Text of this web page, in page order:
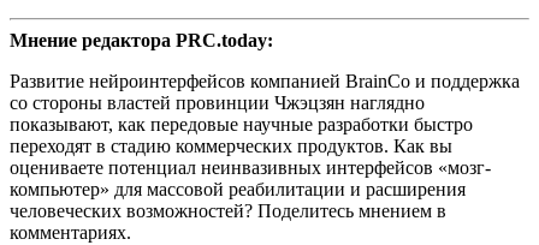
Мнение редактора PRC.today:
Развитие нейроинтерфейсов компанией BrainCo и поддержка
со стороны властей провинции Чжэцзян наглядно
показывают, как передовые научные разработки быстро
переходят в стадию коммерческих продуктов. Как вы
оцениваете потенциал неинвазивных интерфейсов «мозг-
компьютер» для массовой реабилитации и расширения
человеческих возможностей? Поделитесь мнением в
комментариях.